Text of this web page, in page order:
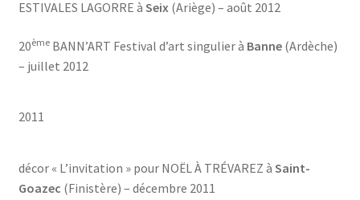
ESTIVALES LAGORRE à Seix (Ariège) – août 2012
20èmeBANN’ART Festival d’art singulier à Banne(Ardèche)
– juillet 2012
2011
décor « L’invitation » pour NOËL À TRÉVAREZ à Saint-
Goazec (Finistère) – décembre 2011